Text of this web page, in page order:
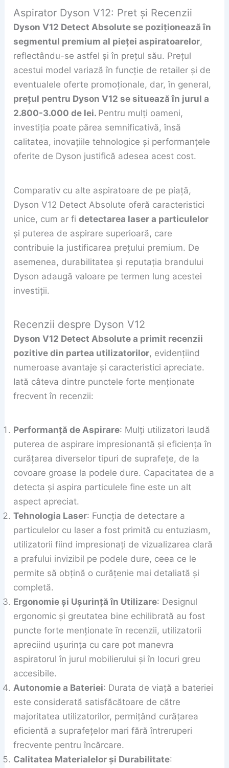
Aspirator Dyson V12: Pret și Recenzii
Dyson V12 Detect Absolute se poziționează în
segmentul premium al pieței aspiratoarelor,
reflectându-se astfel și în prețul său. Prețul
acestui model variază în funcție de retailer și de
eventualele oferte promoționale, dar, în general,
prețul pentru Dyson V12 se situează în jurul a
2.800-3.000 de lei. Pentru mulți oameni,
investiția poate părea semnificativă, însă
calitatea, inovațiile tehnologice și performanțele
oferite de Dyson justifică adesea acest cost.
Comparativ cu alte aspiratoare de pe piață,
Dyson V12 Detect Absolute oferă caracteristici
unice, cum ar fidetectarea laser a particulelor
și puterea de aspirare superioară, care
contribuie la justificarea prețului premium. De
asemenea, durabilitatea și reputația brandului
Dyson adaugă valoare pe termen lung acestei
investiții.
Recenzii despre Dyson V12
Dyson V12 Detect Absolute a primit recenzii
pozitive din partea utilizatorilor, evidențiind
numeroase avantaje și caracteristici apreciate.
Iată câteva dintre punctele forte menționate
frecvent în recenzii:
Performanță de Aspirare: Mulți utilizatori laudă
puterea de aspirare impresionantă și eficiența în
curățarea diverselor tipuri de suprafețe, de la
covoare groase la podele dure. Capacitatea de a
detecta și aspira particulele fine este un alt
aspect apreciat.
Tehnologia Laser: Funcția de detectare a
particulelor cu laser a fost primită cu entuziasm,
utilizatorii fiind impresionați de vizualizarea clară
a prafului invizibil pe podele dure, ceea ce le
permite să obțină o curățenie mai detaliată și
completă.
Ergonomie și Ușurință în Utilizare: Designul
ergonomic și greutatea bine echilibrată au fost
puncte forte menționate în recenzii, utilizatorii
apreciind ușurința cu care pot manevra
aspiratorul în jurul mobilierului și în locuri greu
accesibile.
Autonomie a Bateriei: Durata de viață a bateriei
este considerată satisfăcătoare de către
majoritatea utilizatorilor, permițând curățarea
eficientă a suprafețelor mari fără întreruperi
frecvente pentru încărcare.
Calitatea Materialelor și Durabilitate: